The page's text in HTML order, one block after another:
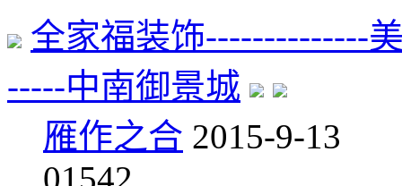
全家福装饰--------------
-----中南御景城
雁作之合 2015-9-13
01542